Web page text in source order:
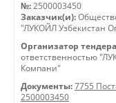
№: 2500003450
Заказчик(и):
"ЛУКОЙЛ Узбекистан
Организатор
ответственностью
Компани"
Документы: 7755
2500003450